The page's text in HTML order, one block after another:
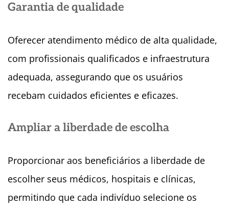
Garantia de qualidade
Oferecer atendimento médico de alta qualidade,
com profissionais qualificados e infraestrutura
adequada, assegurando que os usuários
recebam cuidados eficientes e eficazes.
Ampliar a liberdade de escolha
Proporcionar aos beneficiários a liberdade de
escolher seus médicos, hospitais e clínicas,
permitindo que cada indivíduo selecione os